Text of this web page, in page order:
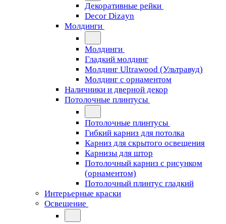
Декоративные рейки
Decor Dizayn
Молдинги
Молдинги
Гладкий молдинг
Молдинг Ultrawood (Ультравуд)
Молдинг с орнаментом
Наличники и дверной декор
Потолочные плинтусы
Потолочные плинтусы
Гибкий карниз для потолка
Карниз для скрытого освещения
Карнизы для штор
Потолочный карниз с рисунком
(орнаментом)
Потолочный плинтус гладкий
Интерьерные краски
Освещение